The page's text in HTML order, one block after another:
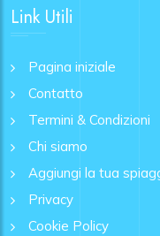
Link Utili
Pagina iniziale
Contatto
Termini & Condizioni
Chi siamo
Aggiungi la tua
Privacy
Cookie Policy